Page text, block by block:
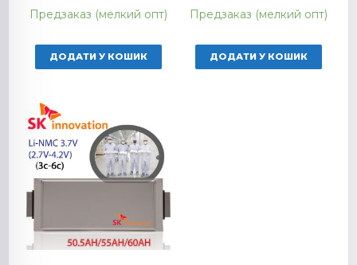
Предзаказ (мелкий опт)
ДОДАТИ У КОШИК
Предзаказ (мелкий опт)
ДОДАТИ У КОШИК